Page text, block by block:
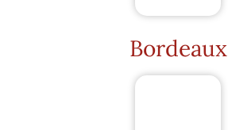
Bordeaux